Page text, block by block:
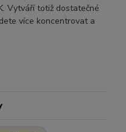
Vytváří totiž dostatečné
více koncentrovat a